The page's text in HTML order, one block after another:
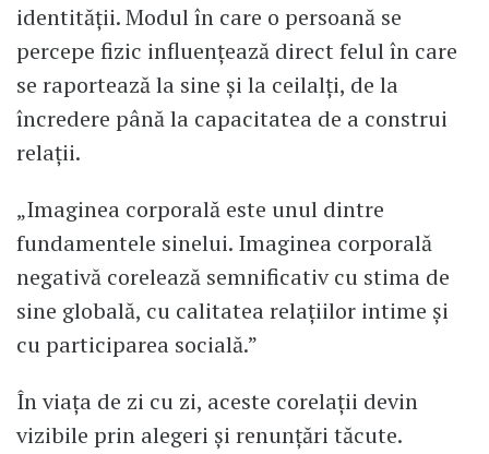
identității. Modul în care o persoană se
percepe fizic influențează direct felul în care
se raportează la sine și la ceilalți, de la
încredere până la capacitatea de a construi
relații.
„Imaginea corporală este unul dintre
fundamentele sinelui. Imaginea corporală
negativă corelează semnificativ cu stima de
sine globală, cu calitatea relațiilor intime și
cu participarea socială.”
În viața de zi cu zi, aceste corelații devin
vizibile prin alegeri și renunțări tăcute.